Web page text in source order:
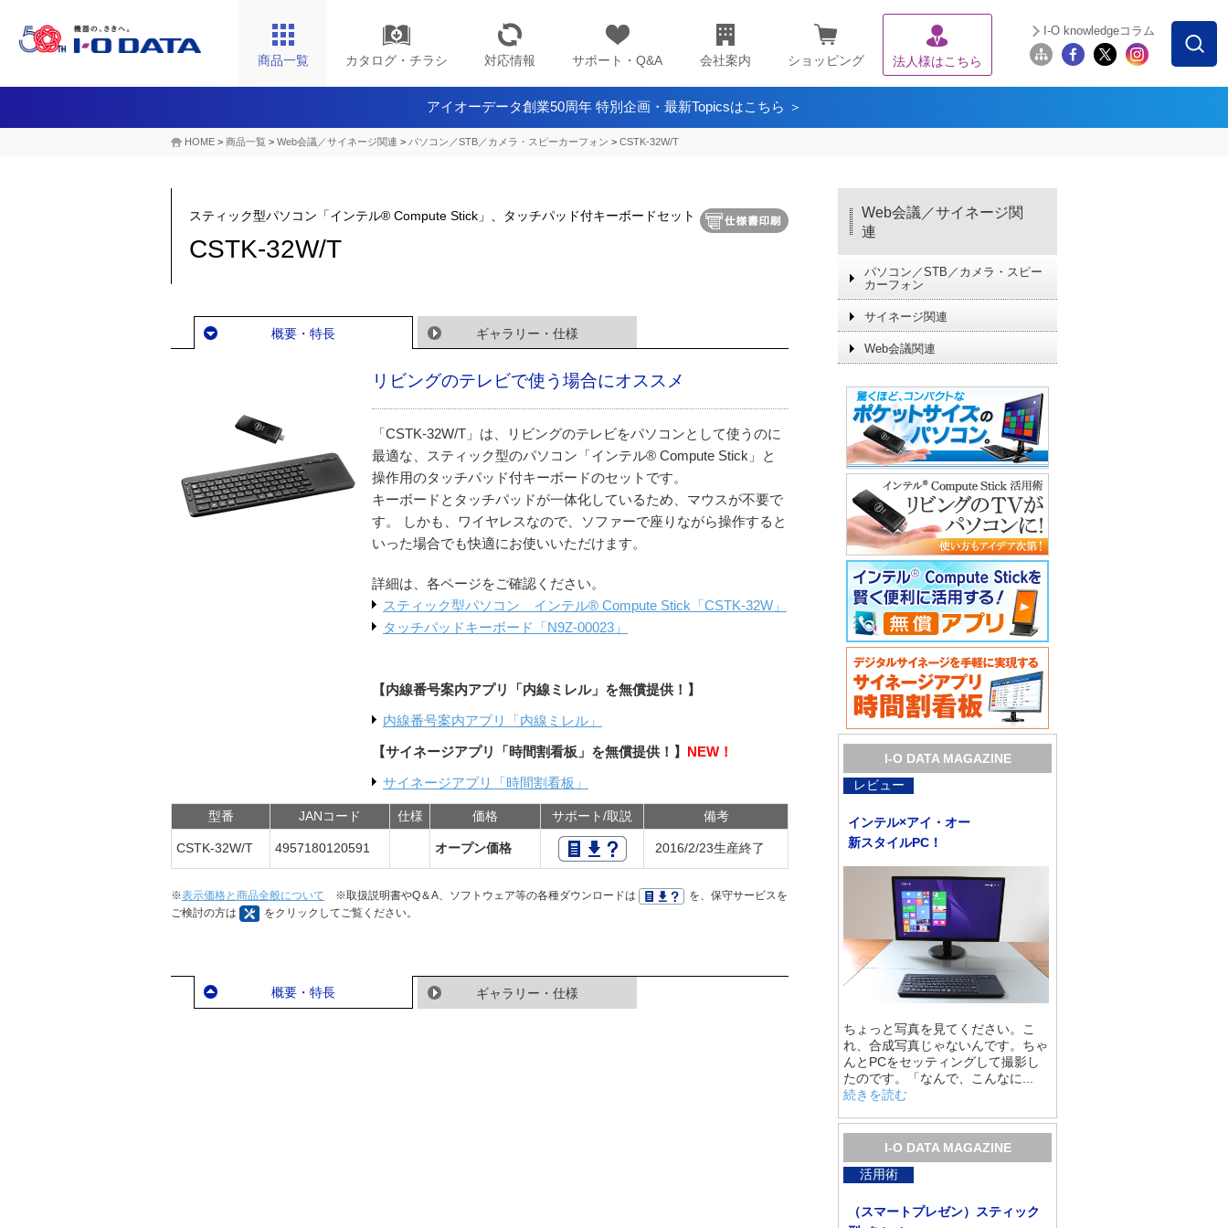
商品一覧 カタログ・チラシ 対応情報 サポート・Q&A 会社案内 ショッピング 法人様はこちら
I-O knowledgeコラム
アイオーデータ創業50周年 特別企画・最新Topicsはこちら ＞
HOME > 商品一覧 > Web会議／サイネージ関連 > パソコン／STB／カメラ・スピーカーフォン > CSTK-32W/T
スティック型パソコン「インテル® Compute Stick」、タッチパッド付キーボードセット
CSTK-32W/T
概要・特長 ギャラリー・仕様
リビングのテレビで使う場合にオススメ
「CSTK-32W/T」は、リビングのテレビをパソコンとして使うのに
最適な、スティック型のパソコン「インテル® Compute Stick」と
操作用のタッチパッド付キーボードのセットです。
キーボードとタッチパッドが一体化しているため、マウスが不要で
す。 しかも、ワイヤレスなので、ソファーで座りながら操作すると
いった場合でも快適にお使いいただけます。
詳細は、各ページをご確認ください。
スティック型パソコン インテル® Compute Stick「CSTK-32W」
タッチパッドキーボード「N9Z-00023」
【内線番号案内アプリ「内線ミレル」を無償提供！】
内線番号案内アプリ「内線ミレル」
【サイネージアプリ「時間割看板」を無償提供！】 NEW！
サイネージアプリ「時間割看板」
型番 JANコード 仕様 価格 サポート/取説 備考
CSTK-32W/T 4957180120591 オープン価格 2016/2/23生産終了
※表示価格と商品全般について ※取扱説明書やQ＆A、ソフトウェア等の各種ダウンロードは
を、保守サービスを
ご検討の方は
をクリックしてご覧ください。
概要・特長 ギャラリー・仕様
Web会議／サイネージ関
連
パソコン／STB／カメラ・スピー
カーフォン
サイネージ関連
Web会議関連
I-O DATA MAGAZINE
レビュー
インテル×アイ・オー
新スタイルPC！
ちょっと写真を見てください。こ
れ、合成写真じゃないんです。ちゃ
んとPCをセッティングして撮影し
たのです。「なんで、こんなに...
続きを読む
I-O DATA MAGAZINE
活用術
（スマートプレゼン）スティック